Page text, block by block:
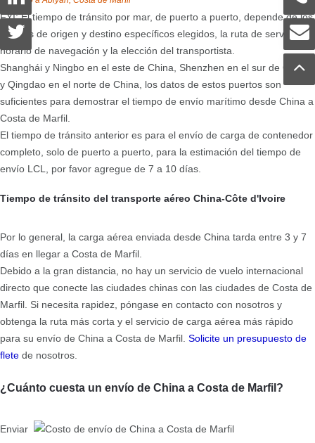
FYI: El tiempo de tránsito por mar, de puerto a puerto, depende de los
puertos de origen y destino específicos elegidos, la ruta de servicio, el
horario de navegación y la elección del transportista.
Shanghái y Ningbo en el este de China, Shenzhen en el sur de China
y Qingdao en el norte de China, los datos de estos puertos son
suficientes para demostrar el tiempo de envío marítimo desde China a
Costa de Marfil.
El tiempo de tránsito anterior es para el envío de carga de contenedor
completo, solo de puerto a puerto, para la estimación del tiempo de
envío LCL, por favor agregue de 7 a 10 días.
Tiempo de tránsito del transporte aéreo China-Côte d'Ivoire
Por lo general, la carga aérea enviada desde China tarda entre 3 y 7
días en llegar a Costa de Marfil.
Debido a la gran distancia, no hay un servicio de vuelo internacional
directo que conecte las ciudades chinas con las ciudades de Costa de
Marfil. Si necesita rapidez, póngase en contacto con nosotros y
obtenga la ruta más corta y el servicio de carga aérea más rápido
para su envío de China a Costa de Marfil. Solicite un presupuesto de
flete de nosotros.
¿Cuánto cuesta un envío de China a Costa de Marfil?
Enviar